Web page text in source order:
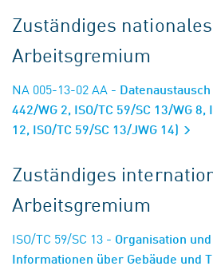
Zuständiges nationales
Arbeitsgremium
NA 005-13-02 AA -
442/WG 2, ISO/TC 59/SC 13/WG 8,
12, ISO/TC 59/SC 13/JWG 14)
Zuständiges
Arbeitsgremium
ISO/TC 59/SC 13 - Organisation
Informationen über Gebäude und